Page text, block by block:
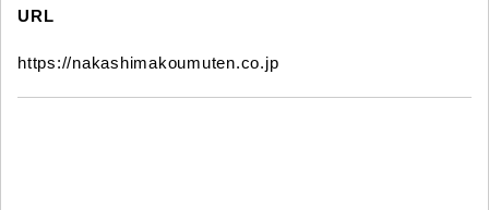
URL
https://nakashimakoumuten.co.jp